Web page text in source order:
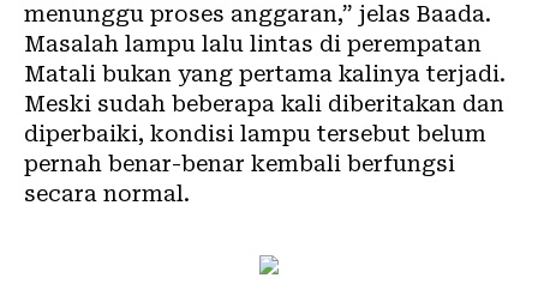
menunggu proses anggaran,” jelas Baada.
Masalah lampu lalu lintas di perempatan
Matali bukan yang pertama kalinya terjadi.
Meski sudah beberapa kali diberitakan dan
diperbaiki, kondisi lampu tersebut belum
pernah benar-benar kembali berfungsi
secara normal.